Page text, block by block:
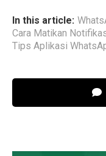
In this article:
Cara Matikan
Tips Aplikasi